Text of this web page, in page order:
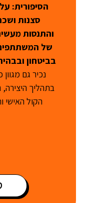
הסיפורית:
סצנות
והתנסות
של
בביטחון
נכיר גם מגוון
בתהליך
הקול האישי